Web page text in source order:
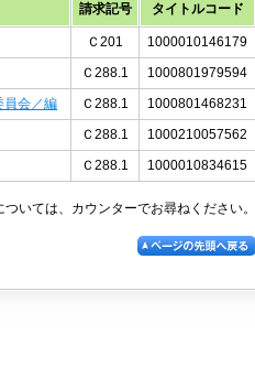
請求記号 タイトルコード
Ｃ201
1000010146179
Ｃ288.1
1000801979594
員会／編
Ｃ288.1
1000801468231
Ｃ288.1
1000210057562
Ｃ288.1 1000010834615
いては、カウンターでお尋ねください。